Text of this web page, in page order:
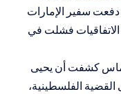
دفعت سفير الإمارات
إلى الاعتراف عام 2023 بأن الاتفاقيات فشلت في
كشفت أن يحيى
القضية الفلسطينية،